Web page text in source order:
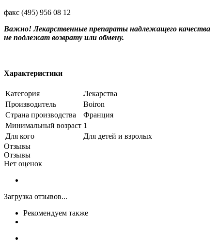
факс (495) 956 08 12
Важно! Лекарственные препараты надлежащего качества
не подлежат возврату или обмену.
Характеристики
Категория
Лекарства
Производитель
Boiron
Страна производства
Франция
Минимальный возраст 1
Для кого
Для детей и взролых
Отзывы
Отзывы
Нет оценок
Загрузка отзывов...
Рекомендуем также